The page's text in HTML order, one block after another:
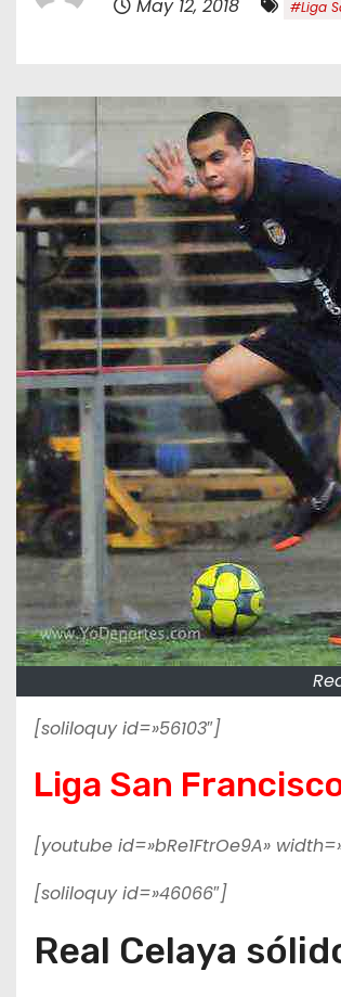
May 12, 2018 #Liga
[soliloquy id=»56103″]
Liga San
[youtube id=»bRe1FtrOe9A»
[soliloquy id=»46066″]
Real Celaya